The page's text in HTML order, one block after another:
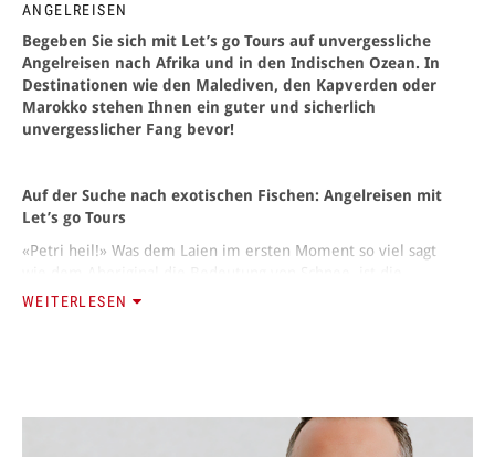
ANGELREISEN
Begeben Sie sich mit Let’s go Tours auf unvergessliche
Angelreisen nach Afrika und in den Indischen Ozean. In
Destinationen wie den Malediven, den Kapverden oder
Marokko stehen Ihnen ein guter und sicherlich
unvergesslicher Fang bevor!
Auf der Suche nach exotischen Fischen: Angelreisen mit
Let’s go Tours
«Petri heil!» Was dem Laien im ersten Moment so viel sagt
traditionelle Grussformel der Fischer und Angler. Dabei
denn oft schwimmt der Köder stundenlang herum, ohne
dass sich ein Fisch nur in seine Nähe verirrt. Aber dann,
WEITERLESEN
ANMELDEN